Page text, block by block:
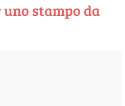
stampo da